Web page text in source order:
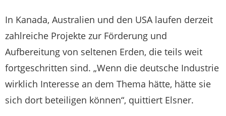
In Kanada, Australien und den USA laufen derzeit
zahlreiche Projekte zur Förderung und
Aufbereitung von seltenen Erden, die teils weit
fortgeschritten sind. „Wenn die deutsche Industrie
wirklich Interesse an dem Thema hätte, hätte sie
sich dort beteiligen können“, quittiert Elsner.